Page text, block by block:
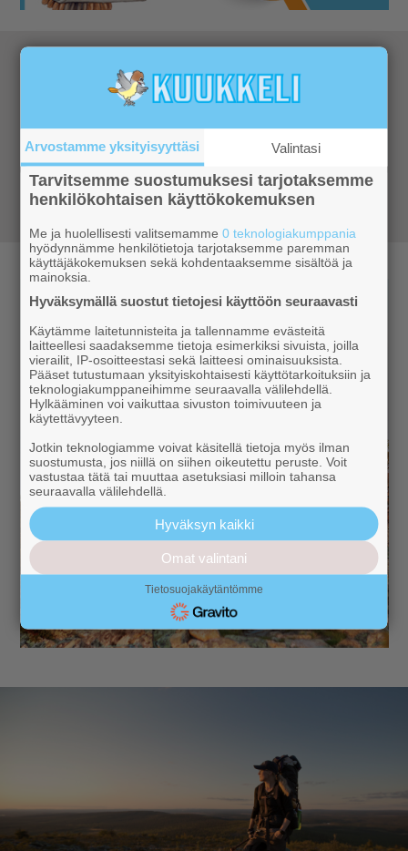
Katso kaikki retkeilyvinkit
RetkivinkitKatso mihin Ylläksellä ja
lähistöllä kannatta suunnata retkeilemään.
Parhaat vinkit ja ohjeet jokaiselle
vuodenajalle
Arvostamme yksityisyyttäsi Valintasi
Tarvitsemme suostumuksesi tarjotaksemme
henkilökohtaisen käyttökokemuksen
Me ja huolellisesti valitsemamme0 teknologiakumppania
hyödynnämme henkilötietoja tarjotaksemme paremman
käyttäjäkokemuksen sekä kohdentaaksemme sisältöä ja
mainoksia.
Hyväksymällä suostut tietojesi käyttöön seuraavasti
Käytämme laitetunnisteita ja tallennamme evästeitä
laitteellesi saadaksemme tietoja esimerkiksi sivuista, joilla
vierailit, IP-osoitteestasi sekä laitteesi ominaisuuksista.
Pääset tutustumaan yksityiskohtaisesti käyttötarkoituksiin ja
teknologiakumppaneihimme seuraavalla välilehdellä.
Hylkääminen voi vaikuttaa sivuston toimivuuteen ja
käytettävyyteen.
Jotkin teknologiamme voivat käsitellä tietoja myös ilman
suostumusta, jos niillä on siihen oikeutettu peruste. Voit
vastustaa tätä tai muuttaa asetuksiasi milloin tahansa
seuraavalla välilehdellä.
Hyväksyn kaikki
Omat valintani
Tietosuojakäytäntömme